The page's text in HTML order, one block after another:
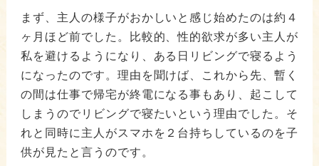
まず、主人の様子がおかしいと感じ始めたのは約４
ヶ月ほど前でした。比較的、性的欲求が多い主人が
私を避けるようになり、ある日リビングで寝るよう
になったのです。理由を聞けば、これから先、暫く
の間は仕事で帰宅が終電になる事もあり、起こして
しまうのでリビングで寝たいという理由でした。そ
れと同時に主人がスマホを２台持ちしているのを子
供が見たと言うのです。